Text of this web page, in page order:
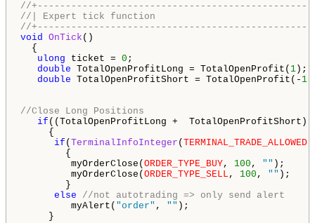
//
//| Expert tick function
//
void OnTick ()
{
ulong ticket = 0 ;
double TotalOpenProfitLong = TotalOpenProfit( 1 );
double TotalOpenProfitShort = TotalOpenProfit(- 1
//Close Long Positions
if ((TotalOpenProfitLong +  TotalOpenProfitShort)
{
if ( TerminalInfoInteger ( TERMINAL_TRADE_ALLOWED
{
myOrderClose( ORDER_TYPE_BUY, 100 , "" );
myOrderClose( ORDER_TYPE_SELL , 100 , "" );
}
else
//not autotrading => only send alert
myAlert( "order" , "" );
}